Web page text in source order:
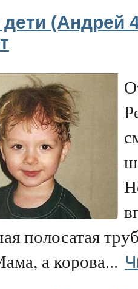
дети (Андрей
полосатая
а корова...